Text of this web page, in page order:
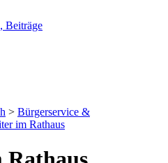
Beiträge
> Bürgerservice &
im Rathaus